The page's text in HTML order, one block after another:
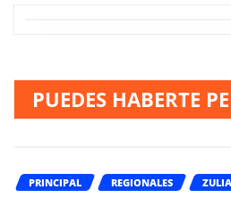
PUEDES HABERTE
PRINCIPAL REGIONALES ZULIA